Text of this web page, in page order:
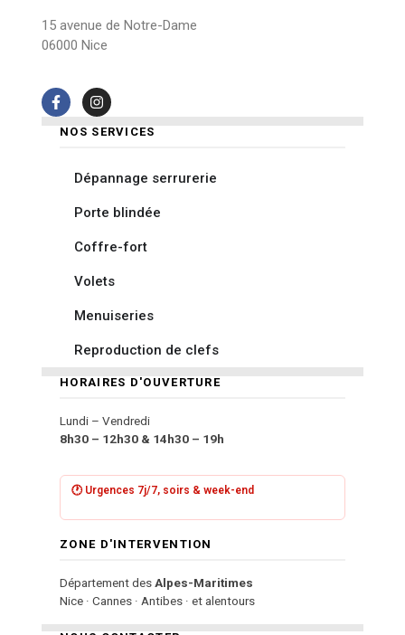
15 avenue de Notre-Dame
06000 Nice
NOS SERVICES
Dépannage serrurerie
Porte blindée
Coffre-fort
Volets
Menuiseries
Reproduction de clefs
HORAIRES D'OUVERTURE
Lundi – Vendredi
8h30 – 12h30 & 14h30 – 19h
🕐 Urgences 7j/7, soirs & week-end
ZONE D'INTERVENTION
Département des Alpes-Maritimes
Nice · Cannes · Antibes · et alentours